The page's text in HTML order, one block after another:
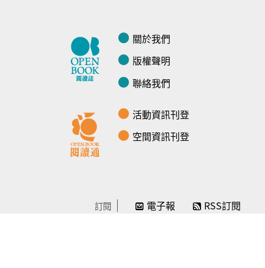
關於我們
版權聲明
聯絡我們
活動資訊刊登
空間資訊刊登
訂閱 電子報 RSS訂閱